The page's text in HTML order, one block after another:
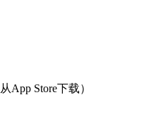
App Store下载）